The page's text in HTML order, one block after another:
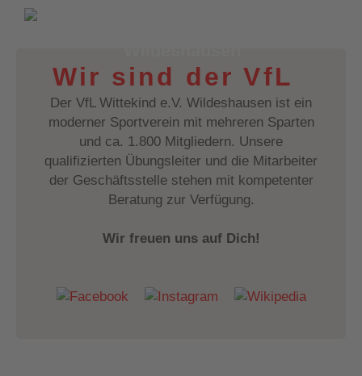
Wir sind der VfL
Der VfL Wittekind e.V. Wildeshausen ist ein
moderner Sportverein mit mehreren Sparten
und ca. 1.800 Mitgliedern. Unsere
qualifizierten Übungsleiter und die Mitarbeiter
der Geschäftsstelle stehen mit kompetenter
Beratung zur Verfügung.
Wir freuen uns auf Dich!